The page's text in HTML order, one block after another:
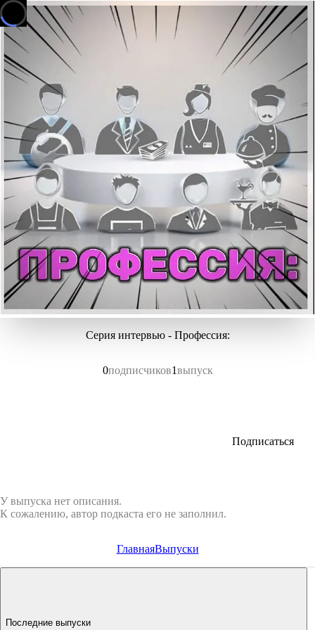
Серия интервью - Профессия:
0подписчиков1выпуск
Подписаться
У выпуска нет описания.
К сожалению, автор подкаста его не заполнил.
ГлавнаяВыпуски
Последние выпуски